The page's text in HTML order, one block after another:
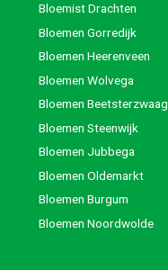
Bloemist Drachten
Bloemen Gorredijk
Bloemen Heerenveen
Bloemen Wolvega
Bloemen Beetsterzwaag
Bloemen Steenwijk
Bloemen Jubbega
Bloemen Oldemarkt
Bloemen Burgum
Bloemen Noordwolde